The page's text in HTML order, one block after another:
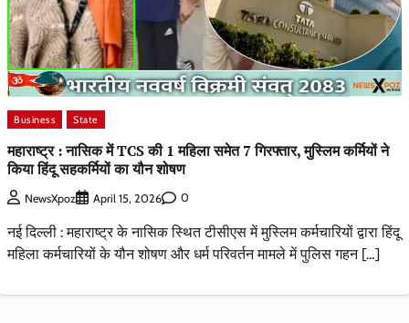
Business State
महाराष्ट्र : नासिक में TCS की 1 महिला समेत 7 गिरफ्तार, मुस्लिम कर्मियों ने
किया हिंदू सहकर्मियों का यौन शोषण
NewsXpoz April 15, 2026 0
नई दिल्ली : महाराष्ट्र के नासिक स्थित टीसीएस में मुस्लिम कर्मचारियों द्वारा हिंदू
महिला कर्मचारियों के यौन शोषण और धर्म परिवर्तन मामले में पुलिस गहन […]